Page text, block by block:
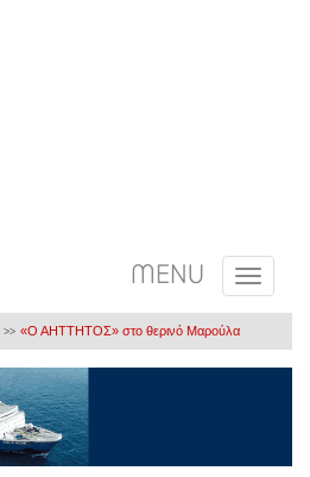
MENU
>> «Ο ΑΗΤΤΗΤΟΣ» στο θερινό Μαρούλα